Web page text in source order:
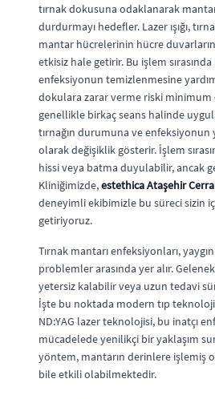
tırnak dokusuna odaklanarak
durdurmayı hedefler. Lazer ışığı,
mantar hücrelerinin hücre
etkisiz hale getirir. Bu işlem
enfeksiyonun temizlenmesine
dokulara zarar verme riski minimum
genellikle birkaç seans halinde
tırnağın durumuna ve enfeksiyonun
olarak değişiklik gösterir. İşlem
hissi veya batma duyulabilir, ancak
Kliniğimizde,estethica Ataşehir
deneyimli ekibimizle bu süreci sizin
getiriyoruz.
Tırnak mantarı enfeksiyonları,
problemler arasında yer alır.
yetersiz kalabilir veya uzun tedavi
İşte bu noktada modern tıp
ND:YAG lazer teknolojisi, bu inatçı
mücadelede yenilikçi bir yaklaşım
yöntem, mantarın derinlere işlemiş
bile etkili olabilmektedir.